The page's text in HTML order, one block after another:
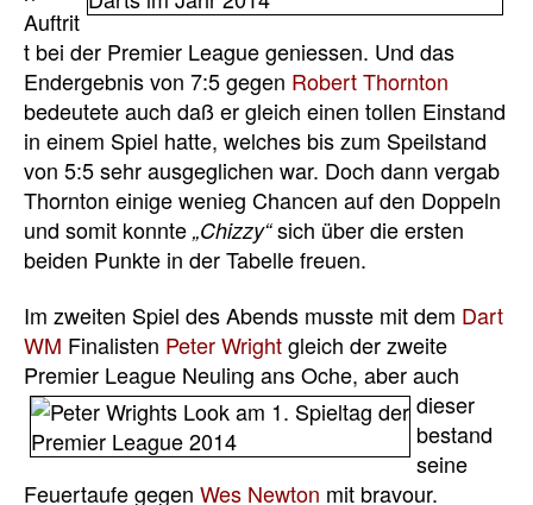
Auftrit
t bei der Premier League geniessen. Und das
Endergebnis von 7:5 gegen Robert Thornton
bedeutete auch daß er gleich einen tollen Einstand
in einem Spiel hatte, welches bis zum Speilstand
von 5:5 sehr ausgeglichen war. Doch dann vergab
Thornton einige wenieg Chancen auf den Doppeln
und somit konnte „Chizzy“sich über die ersten
beiden Punkte in der Tabelle freuen.
Im zweiten Spiel des Abends musste mit dem Dart
WM Finalisten Peter Wrightgleich der zweite
Premier League Neuling ans Oche, aber auch
dieser
bestand
seine
Feuertaufe gegen Wes Newton mit bravour.